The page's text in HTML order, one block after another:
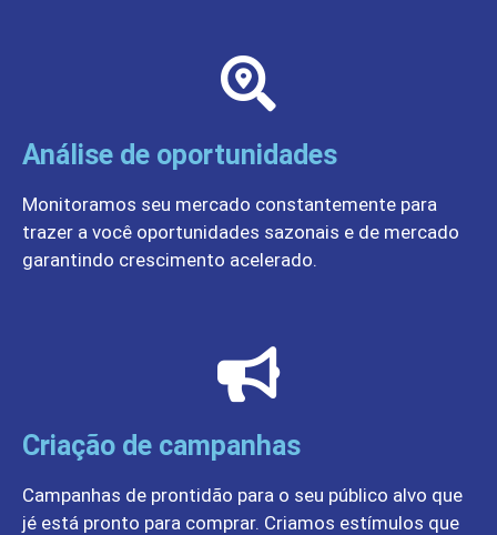
Análise de oportunidades
Monitoramos seu mercado constantemente para
trazer a você oportunidades sazonais e de mercado
garantindo crescimento acelerado.
Criação de campanhas
Campanhas de prontidão para o seu público alvo que
jé está pronto para comprar. Criamos estímulos que